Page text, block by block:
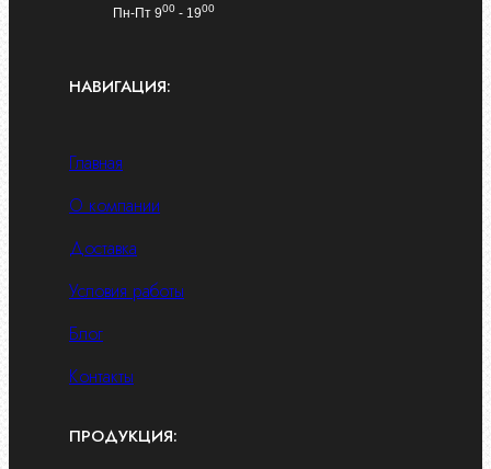
Пн-Пт 900 - 1900
НАВИГАЦИЯ:
Главная
О компании
Доставка
Условия работы
Блог
Контакты
ПРОДУКЦИЯ: